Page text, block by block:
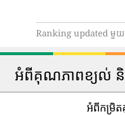
Ranking updated មួយ
អំពីគុណភាពខ្យល់ និង
អំពីកម្រិ